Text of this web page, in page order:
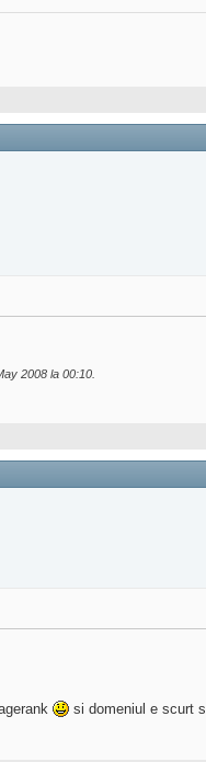
2008 la 00:10
si domeniul e scurt